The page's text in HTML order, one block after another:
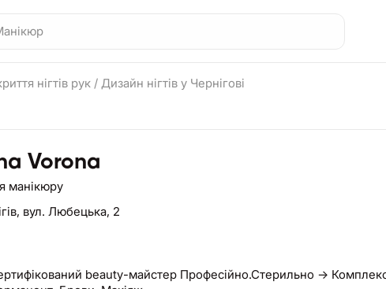
нігтів рук / Дизайн нігтів у Чернігові
Vorona
манікюру
вул. Любецька, 2
beauty-майстер Професійно.Стерильно →